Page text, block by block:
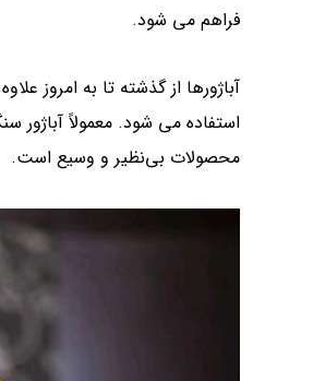
فراهم می‌ شود.
آباژورها از گذشته تا به امروز
استفاده می شود. معمولاً
محصولات بی‌نظیر و وسیع است.